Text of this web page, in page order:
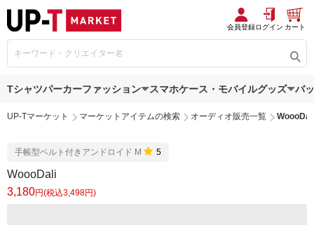
会員登録ログイン カート
Tシャツパーカーファッション スマホケース・モバイルグッズ バ
UP-Tマーケット マーケットアイテムの検索 オーディオ販売一覧 WoooDali
手帳型ベルト付きアンドロイド M 5
WoooDali
3,180円(税込3,498円)